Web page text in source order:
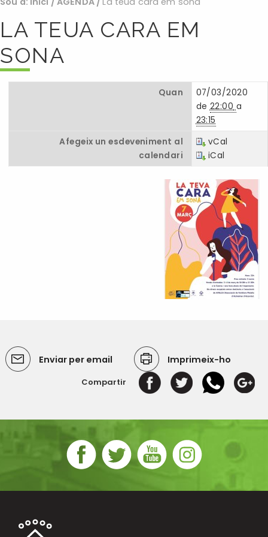
LA TEUA CARA EM
SONA
Quan
07/03/2020
de 22:00 a
23:15
Afegeix un esdeveniment al
calendari
vCal
iCal
Enviar per email Imprimeix-ho
Compartir